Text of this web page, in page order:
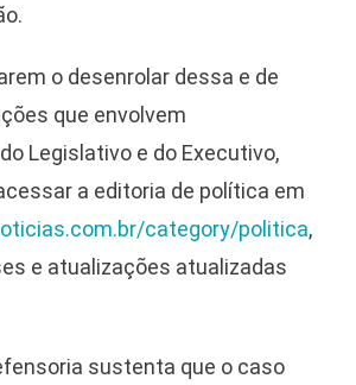
o desenrolar dessa e de
que envolvem
Legislativo e do Executivo,
a editoria de política em
category/politica,
e atualizações atualizadas
sustenta que o caso